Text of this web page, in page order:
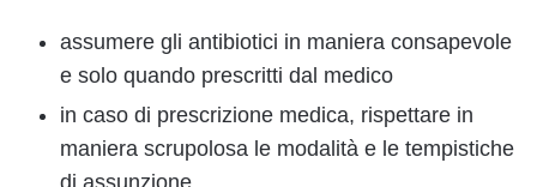
assumere gli antibiotici in maniera consapevole
e solo quando prescritti dal medico
in caso di prescrizione medica, rispettare in
maniera scrupolosa le modalità e le tempistiche